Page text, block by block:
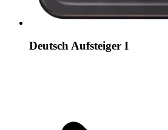
Deutsch Aufsteiger I